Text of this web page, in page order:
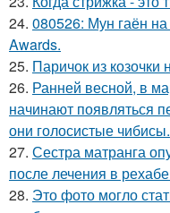
24. 080526: Мун гаён
Awards.
25. Паричок из козочки
26. Ранней весной, в
начинают появляться
они голосистые чибисы.
27. Сестра матранга
после лечения в
28. Это фото могло